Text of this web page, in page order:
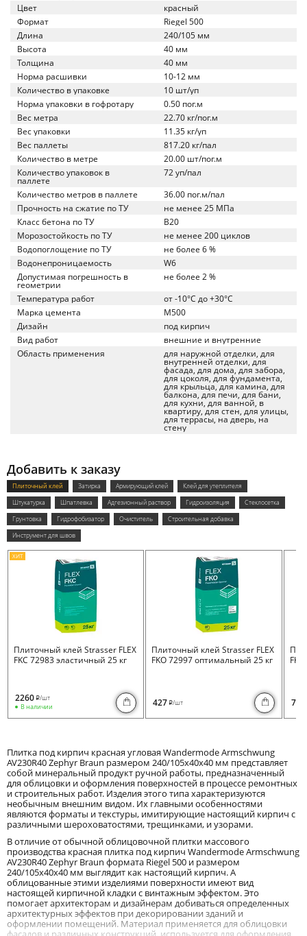
Цвет
красный
Формат
Riegel 500
Длина
240/105 мм
Высота
40 мм
Толщина
40 мм
Норма расшивки
10-12 мм
Количество в упаковке
10 шт/уп
Норма упаковки в гофротару
0.50 пог.м
Вес метра
22.70 кг/пог.м
Вес упаковки
11.35 кг/уп
Вес паллеты
817.20 кг/пал
Количество в метре
20.00 шт/пог.м
Количество упаковок в
паллете
72 уп/пал
Количество метров в паллете
36.00 пог.м/пал
Прочность на сжатие по ТУ
не менее 25 МПа
Класс бетона по ТУ
B20
Морозостойкость по ТУ
не менее 200 циклов
Водопоглощение по ТУ
не более 6 %
Водонепроницаемость
W6
Допустимая погрешность в
геометрии
не более 2 %
Температура работ
от -10°C до +30°C
Марка цемента
M500
Дизайн
под кирпич
Вид работ
внешние и внутренние
Область применения
для наружной отделки, для
внутренней отделки, для
фасада, для дома, для забора,
для цоколя, для фундамента,
для крыльца, для камина, для
балкона, для печи, для бани,
для кухни, для ванной, в
квартиру, для стен, для улицы,
для террасы, на дверь, на
стену
Добавить к заказу
Плиточный клей Затирка Армирующий клей
Клей для утеплителя
Штукатурка
Шпатлевка Адгезионный раствор Гидроизоляция
Стеклосетка
Грунтовка
Гидрофобизатор Очиститель
Строительная добавка
Инструмент для швов
ХИТ
Плиточный клей Strasser FLEX
FKC 72983 эластичный 25 кг
2260 i/шт
В наличии
Плиточный клей Strasser FLEX
FKO 72997 оптимальный 25 кг
427 i/шт 730
Плитка под кирпич красная угловая Wandermode Armschwung
AV230R40 Zephyr Braun размером 240/105x40x40 мм представляет
собой минеральный продукт ручной работы, предназначенный
для облицовки и оформления поверхностей в процессе ремонтных
и строительных работ. Изделия этого типа характеризуются
необычным внешним видом. Их главными особенностями
являются форматы и текстуры, имитирующие настоящий кирпич с
различными шероховатостями, трещинками, и узорами.
В отличие от обычной облицовочной плитки массового
производства красная плитка под кирпич Wandermode Armschwung
AV230R40 Zephyr Braun формата Riegel 500 и размером
240/105x40x40 мм выглядит как настоящий кирпич. А
облицованные этими изделиями поверхности имеют вид
настоящей кирпичной кладки с винтажным эффектом. Это
помогает архитекторам и дизайнерам добиваться определенных
архитектурных эффектов при декорировании зданий и
оформлении помещений. Материал применяется для облицовки